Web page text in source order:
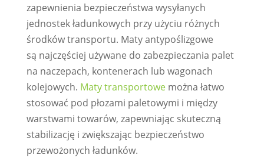
zapewnienia bezpieczeństwa wysyłanych
jednostek ładunkowych przy użyciu różnych
środków transportu. Maty antypoślizgowe
są najczęściej używane do zabezpieczania palet
na naczepach, kontenerach lub wagonach
kolejowych. Maty transportowemożna łatwo
stosować pod płozami paletowymi i między
warstwami towarów, zapewniając skuteczną
stabilizację i zwiększając bezpieczeństwo
przewożonych ładunków.